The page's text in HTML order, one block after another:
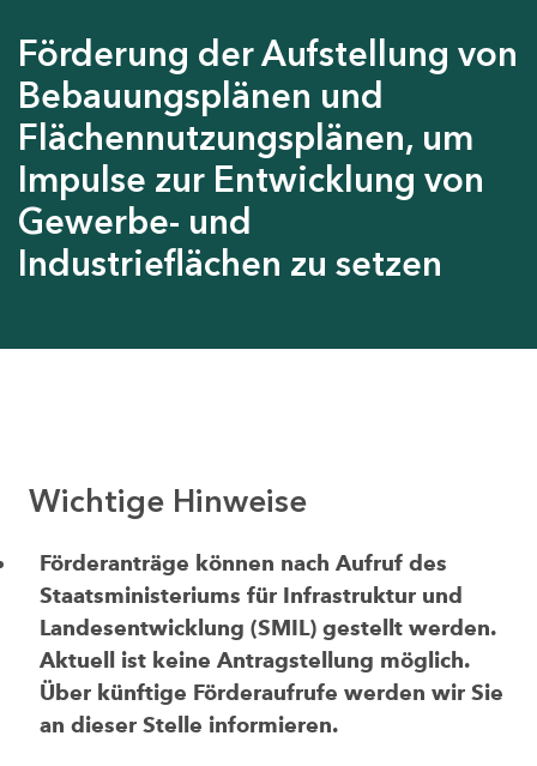
Förderung der Aufstellung von
Bebauungsplänen und
Flächennutzungsplänen, um
Impulse zur Entwicklung von
Gewerbe- und
Industrieflächen zu setzen
Wichtige Hinweise
Förderanträge können nach Aufruf des
Staatsministeriums für Infrastruktur und
Landesentwicklung (SMIL) gestellt werden.
Aktuell ist keine Antragstellung möglich.
Über künftige Förderaufrufe werden wir Sie
an dieser Stelle informieren.